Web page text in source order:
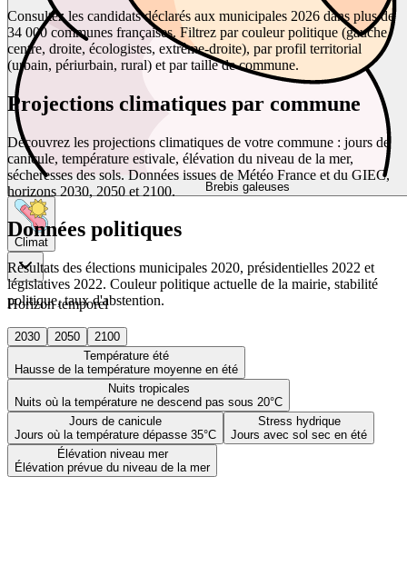
Brebis galeuses
Climat
Horizon temporel
2030 2050
2100
Température été
Hausse de la température moyenne en été
Nuits tropicales
Nuits où la température ne descend pas sous 20°C
Jours de canicule
Jours où la température dépasse 35°C
Stress hydrique
Jours avec sol sec en été
Élévation niveau mer
Élévation prévue du niveau de la mer
Consultez les candidats déclarés aux municipales 2026 dans plus de
34 000 communes françaises. Filtrez par couleur politique (gauche,
centre, droite, écologistes, extrême-droite), par profil territorial
(urbain, périurbain, rural) et par taille de commune.
Projections climatiques par commune
Découvrez les projections climatiques de votre commune : jours de
canicule, température estivale, élévation du niveau de la mer,
sécheresses des sols. Données issues de Météo France et du GIEC,
horizons 2030, 2050 et 2100.
Données politiques
Résultats des élections municipales 2020, présidentielles 2022 et
législatives 2022. Couleur politique actuelle de la mairie, stabilité
politique, taux d'abstention.